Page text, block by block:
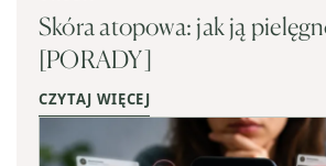
Skóra atopowa: jak ją
[PORADY]
CZYTAJ WIĘCEJ